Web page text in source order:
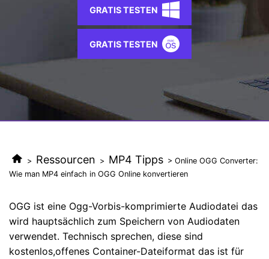
KI-Porträt
Ändern Sie den Videohintergrund
mit KI.
AI
Videoformat
Kameranutzer
Eine vollständige Liste der unterstützten Formate, Geräte
Die neuesten Produktnachrichten und Updates.
Ihr bester Video Converter
Anmelden
Suche
GRATIS TESTEN
GRATIS TESTEN
> Ressourcen > MP4 Tipps > Online OGG Converter:
Wie man MP4 einfach in OGG Online konvertieren
OGG ist eine Ogg-Vorbis-komprimierte Audiodatei das
wird hauptsächlich zum Speichern von Audiodaten
verwendet. Technisch sprechen, diese sind
kostenlos,offenes Container-Dateiformat das ist für